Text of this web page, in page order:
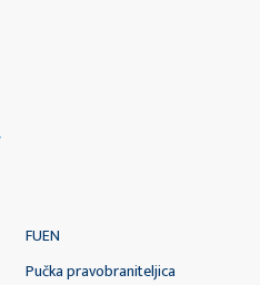
FUEN
Pučka pravobraniteljica